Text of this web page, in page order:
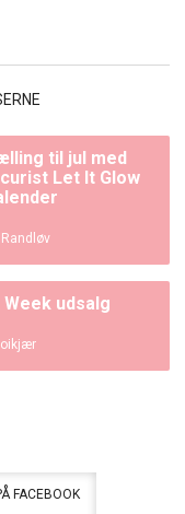
til jul med
Let It Glow
Week udsalg
FACEBOOK